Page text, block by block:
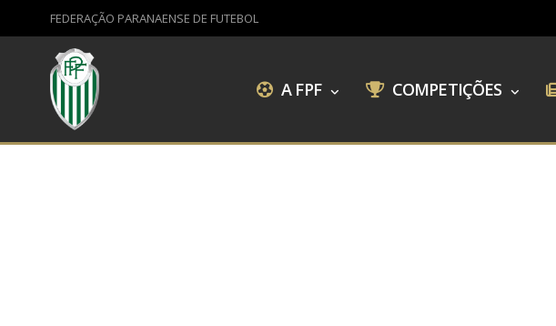
FEDERAÇÃO PARANAENSE DE FUTEBOL
A FPF COMPETIÇÕES